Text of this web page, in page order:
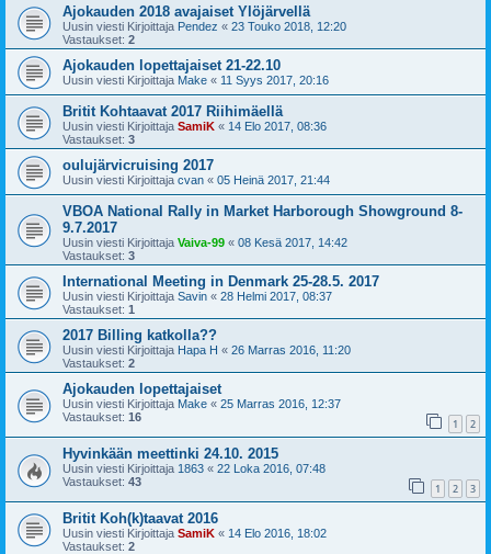
Ajokauden 2018 avajaiset Ylöjärvellä
Uusin viesti Kirjoittaja Pendez « 23 Touko 2018, 12:20
Vastaukset: 2
Ajokauden lopettajaiset 21-22.10
Uusin viesti Kirjoittaja Make « 11 Syys 2017, 20:16
Britit Kohtaavat 2017 Riihimäellä
Uusin viesti Kirjoittaja SamiK « 14 Elo 2017, 08:36
Vastaukset: 3
oulujärvicruising 2017
Uusin viesti Kirjoittaja cvan « 05 Heinä 2017, 21:44
VBOA National Rally in Market Harborough Showground 8-
9.7.2017
Uusin viesti Kirjoittaja Vaiva-99 « 08 Kesä 2017, 14:42
Vastaukset: 3
International Meeting in Denmark 25-28.5. 2017
Uusin viesti Kirjoittaja Savin « 28 Helmi 2017, 08:37
Vastaukset: 1
2017 Billing katkolla??
Uusin viesti Kirjoittaja Hapa H « 26 Marras 2016, 11:20
Vastaukset: 2
Ajokauden lopettajaiset
Uusin viesti Kirjoittaja Make « 25 Marras 2016, 12:37
Vastaukset: 16 1 2
Hyvinkään meettinki 24.10. 2015
Uusin viesti Kirjoittaja 1863 « 22 Loka 2016, 07:48
Vastaukset: 43 1 2 3
Britit Koh(k)taavat 2016
Uusin viesti Kirjoittaja SamiK « 14 Elo 2016, 18:02
Vastaukset: 2